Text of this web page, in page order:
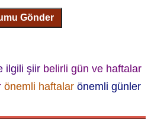
Gönder
ilgili şiir belirli gün ve haftalar
önemli haftalar önemli günler